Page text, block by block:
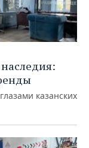
казанских